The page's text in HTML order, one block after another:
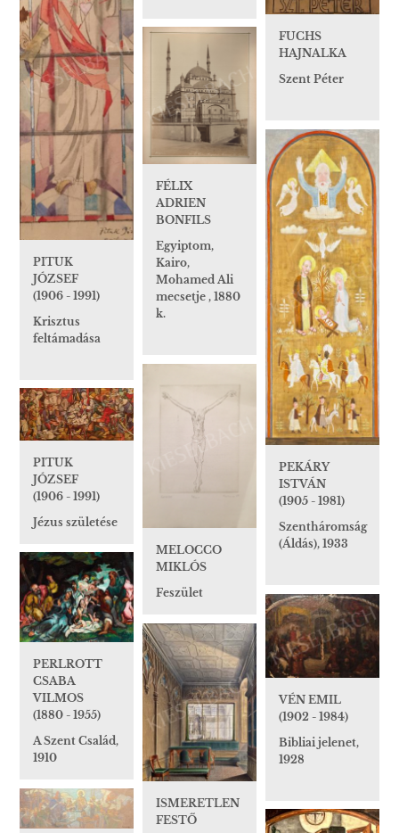
FUCHS
HAJNALKA
Szent Péter
PITUK
JÓZSEF
(1906 - 1991)
Krisztus
feltámadása
FÉLIX
ADRIEN
BONFILS
Egyiptom,
Kairo,
Mohamed Ali
mecsetje , 1880
k.
PEKÁRY
ISTVÁN
(1905 - 1981)
Szentháromság
(Áldás), 1933
MELOCCO
MIKLÓS
Feszület
PITUK
JÓZSEF
(1906 - 1991)
Jézus születése
PERLROTT
CSABA
VILMOS
(1880 - 1955)
A Szent Család,
1910
VÉN EMIL
(1902 - 1984)
Bibliai jelenet,
1928
ISMERETLEN
FESTŐ